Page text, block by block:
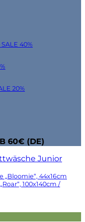
40%
20%
60€ (DE)
Junior